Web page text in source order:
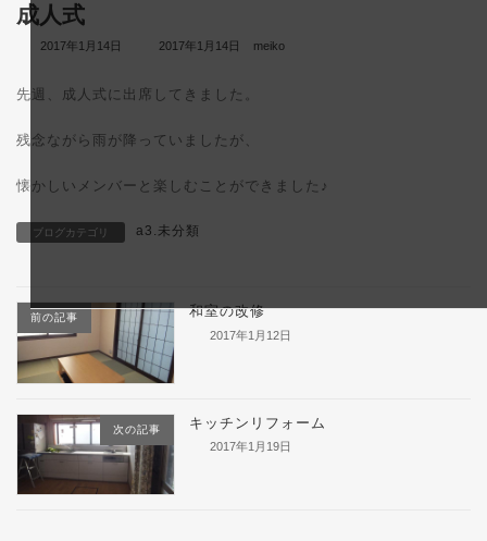
成人式
2017年1月14日
最
新
:
2017年1月14日 meiko
先週、成人式に出席してきました。
残念ながら雨が降っていましたが、
懐かしいメンバーと楽しむことができました♪
ブログカテゴリ a3.未分類
前の記事 和室の改修
2017年1月12日
次の記事 キッチンリフォーム
2017年1月19日